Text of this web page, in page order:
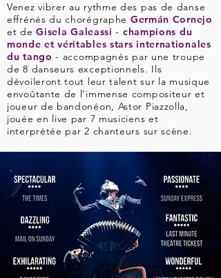
Venez vibrer au rythme des pas de danse
effrénés du chorégraphe Germán Cornejo
et deGisela Galeassi - champions du
monde et véritables stars internationales
du tango - accompagnés par une troupe
de 8 danseurs exceptionnels. Ils
dévoileront tout leur talent sur la musique
envoûtante de l’immense compositeur et
joueur de bandonéon, Astor Piazzolla,
jouée en live par 7 musiciens et
interprétée par 2 chanteurs sur scène.